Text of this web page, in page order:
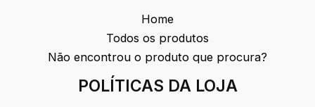
Home
Todos os produtos
Não encontrou o produto que procura?
POLÍTICAS DA LOJA